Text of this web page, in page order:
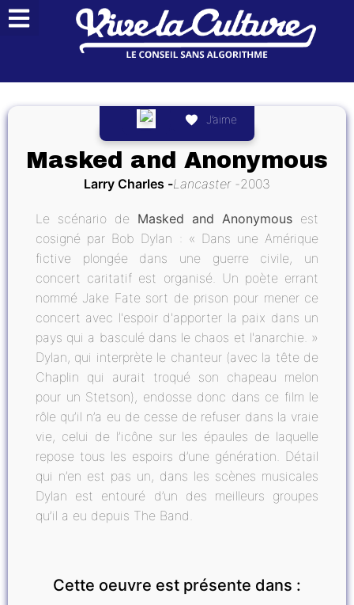
J’aime
Masked and Anonymous
Larry Charles Lancaster 2003
Le scénario de Masked and Anonymous est
cosigné par Bob Dylan : « Dans une Amérique
fictive plongée dans une guerre civile, un
concert caritatif est organisé. Un poète errant
nommé Jake Fate sort de prison pour mener ce
concert avec l'espoir d'apporter la paix dans un
pays qui a basculé dans le chaos et l'anarchie. »
Dylan, qui interprète le chanteur (avec la tête de
Chaplin qui aurait troqué son chapeau melon
pour un Stetson), endosse donc dans ce film le
rôle qu’il n’a eu de cesse de refuser dans la vraie
vie, celui de l’icône sur les épaules de laquelle
repose tous les espoirs d’une génération. Détail
qui n’en est pas un, dans les scènes musicales
Dylan est entouré d’un des meilleurs groupes
qu’il a eu depuis The Band.
Cette oeuvre est présente dans :